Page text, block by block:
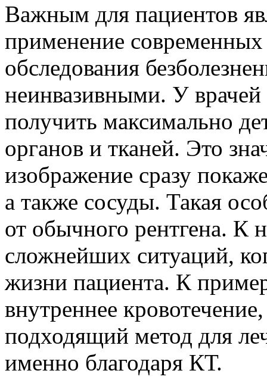
Важным для пациентов
применение современных
обследования
неинвазивными. У врачей
получить максимально
органов и тканей. Это
изображение сразу
а также сосуды. Такая
от обычного рентгена. К
сложнейших ситуаций,
жизни пациента. К
внутреннее
подходящий метод для
именно благодаря КТ.